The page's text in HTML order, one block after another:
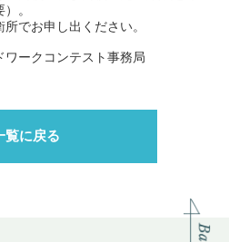
。
でお申し出ください。
ークコンテスト事務局
覧に戻る